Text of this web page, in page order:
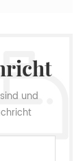
und